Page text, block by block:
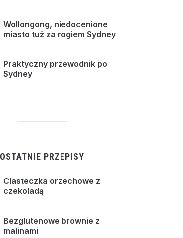
Wollongong, niedocenione
miasto tuż za rogiem Sydney
Praktyczny przewodnik po
Sydney
OSTATNIE PRZEPISY
Ciasteczka orzechowe z
czekoladą
Bezglutenowe brownie z
malinami